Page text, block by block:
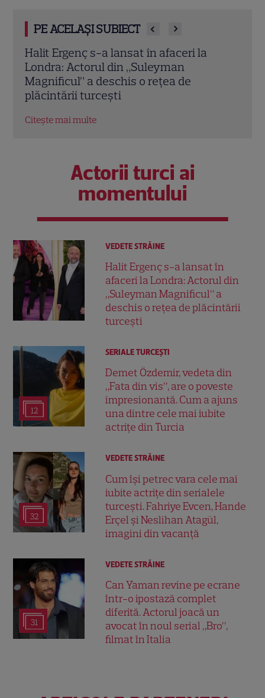
PE ACELAȘI SUBIECT
O mai ții minte pe mama lui Stifler din
„American Pie”? Jennifer Coolidge, la 64
de ani, dezvăluie greșeala pe care o
regretă și astăzi
Citește mai multe
Actorii turci ai
momentului
VEDETE STRĂINE
Halit Ergenç s-a lansat în
afaceri la Londra: Actorul din
„Suleyman Magnificul” a
deschis o rețea de plăcintării
turcești
12
SERIALE TURCEŞTI
Demet Özdemir, vedeta din
„Fata din vis”, are o poveste
impresionantă. Cum a ajuns
una dintre cele mai iubite
actrițe din Turcia
32
VEDETE STRĂINE
Cum își petrec vara cele mai
iubite actrițe din serialele
turcești. Fahriye Evcen, Hande
Erçel și Neslihan Atagül,
imagini din vacanță
31
VEDETE STRĂINE
Can Yaman revine pe ecrane
într-o ipostază complet
diferită. Actorul joacă un
avocat în noul serial „Bro”,
filmat în Italia